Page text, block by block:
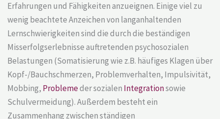
Erfahrungen und Fähigkeiten anzueignen. Einige viel zu
wenig beachtete Anzeichen von langanhaltenden
Lernschwierigkeiten sind die durch die beständigen
Misserfolgserlebnisse auftretenden psychosozialen
Belastungen (Somatisierung wie z.B. häufiges Klagen über
Kopf-/Bauchschmerzen, Problemverhalten, Impulsivität,
Mobbing, Problemeder sozialen Integrationsowie
Schulvermeidung). Außerdem besteht ein
Zusammenhang zwischen ständigen